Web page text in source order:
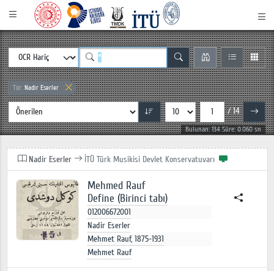
Tür: Nadir Eserler
/ 14
Bulunan: 134 Süre: 0.060 sn
Nadir Eserler İTÜ Türk Musikisi Devlet Konservatuvarı
Mehmed Rauf
Define (Birinci tabı)
012006672001
Nadir Eserler
Mehmet Rauf, 1875-1931
Mehmet Rauf